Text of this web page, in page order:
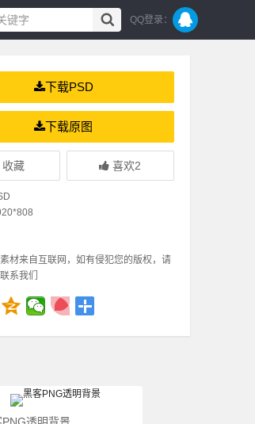
QQ登录：
下载PSD
下载原图
藏 喜欢2
材来自互联网，如有侵犯您的版权，请
系我们